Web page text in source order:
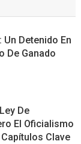
Un Detenido En
De Ganado
De
El Oficialismo
Clave